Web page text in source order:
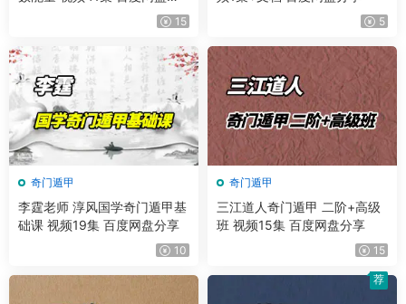
15 5
奇门遁甲
李霆老师 淳风国学奇门遁甲基
础课 视频19集 百度网盘分享
10
奇门遁甲
三江道人奇门遁甲 二阶+高级
班 视频15集 百度网盘分享
15
荐